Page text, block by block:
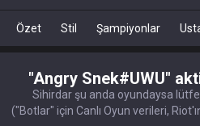
Özet Stil Şampiyonlar
"Angry Snek#UWU"
Sihirdar şu anda oyundaysa
("Botlar" için Canlı Oyun verileri,